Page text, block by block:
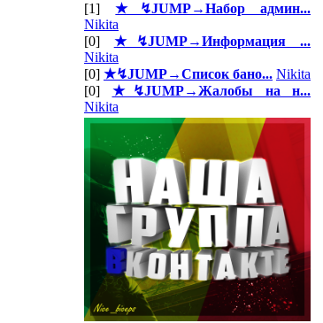
[1]★↯JUMP→Набор админ...
Nikita
[0] ★↯JUMP→Информация ...
Nikita
[0] ★↯JUMP→Список бано... Nikita
[0] ★↯JUMP→Жалобы на н...
Nikita